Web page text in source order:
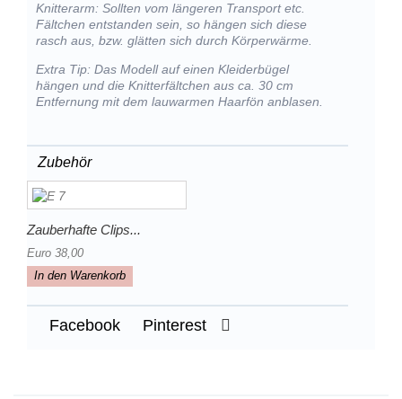
Knitterarm: Sollten vom längeren Transport etc.
Fältchen entstanden sein, so hängen sich diese
rasch aus, bzw. glätten sich durch Körperwärme.
Extra Tip: Das Modell auf einen Kleiderbügel
hängen und die Knitterfältchen aus ca. 30 cm
Entfernung mit dem lauwarmen Haarfön anblasen.
Zubehör
Zauberhafte Clips...
Euro 38,00
In den Warenkorb
Facebook Pinterest